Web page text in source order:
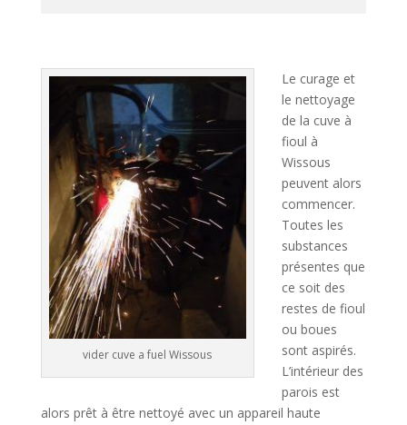
t
vider cuve a fuel Wissous
Le curage et
le nettoyage
de la cuve à
fioul à
Wissous
peuvent alors
commencer.
Toutes les
substances
présentes que
ce soit des
restes de fioul
ou boues
sont aspirés.
L’intérieur des
parois est
alors prêt à être nettoyé avec un appareil haute